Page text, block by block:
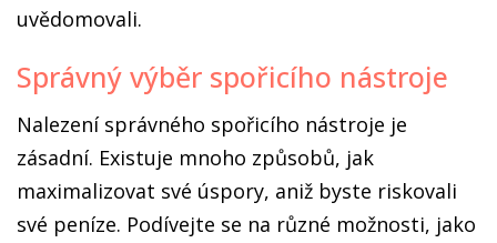
uvědomovali.
Správný výběr spořicího nástroje
Nalezení správného spořicího nástroje je
zásadní. Existuje mnoho způsobů, jak
maximalizovat své úspory, aniž byste riskovali
své peníze. Podívejte se na různé možnosti, jako